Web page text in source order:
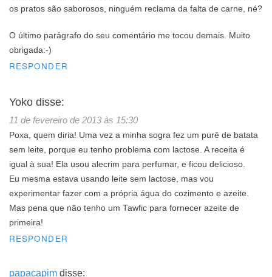
os pratos são saborosos, ninguém reclama da falta de carne, né?
O último parágrafo do seu comentário me tocou demais. Muito
obrigada:-)
RESPONDER
Yoko disse:
11 de fevereiro de 2013 às 15:30
Poxa, quem diria! Uma vez a minha sogra fez um purê de batata
sem leite, porque eu tenho problema com lactose. A receita é
igual à sua! Ela usou alecrim para perfumar, e ficou delicioso.
Eu mesma estava usando leite sem lactose, mas vou
experimentar fazer com a própria água do cozimento e azeite.
Mas pena que não tenho um Tawfic para fornecer azeite de
primeira!
RESPONDER
papacapim disse: